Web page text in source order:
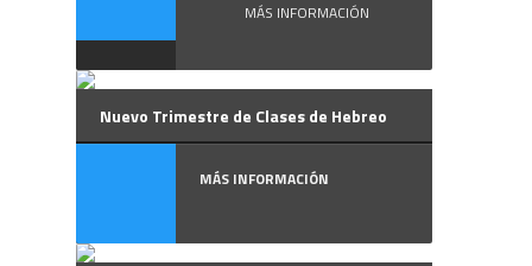
MÁS INFORMACIÓN
Nuevo Trimestre de Clases de Hebreo
MÁS INFORMACIÓN